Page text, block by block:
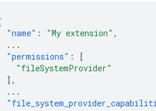
"name" : "My extension" ,
...
"permissions" :
[
"fileSystemProvider"
],
...